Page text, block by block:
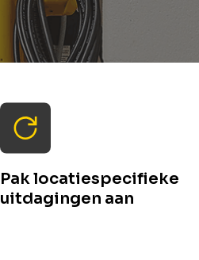
Pak locatiespecifieke
uitdagingen aan